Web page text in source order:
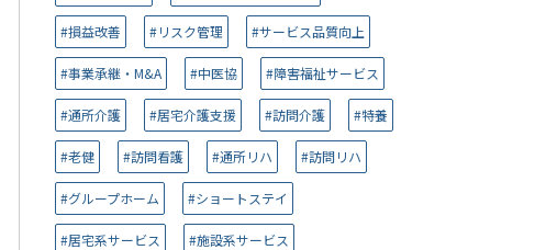
#損益改善 #リスク管理 #サービス品質向上
#事業承継・M&A #中医協 #障害福祉サービス
#通所介護 #居宅介護支援 #訪問介護 #特養
#老健 #訪問看護 #通所リハ #訪問リハ
#グループホーム #ショートステイ
#居宅系サービス #施設系サービス